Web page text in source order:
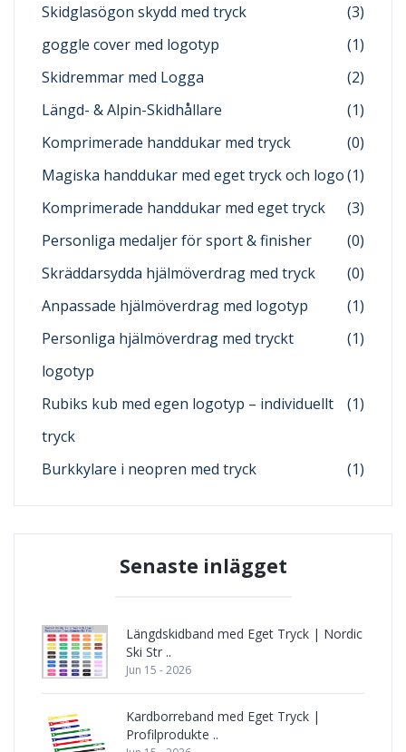
Skidglasögon skydd med tryck
(3)
goggle cover med logotyp
(1)
Skidremmar med Logga
(2)
Längd- & Alpin-Skidhållare
(1)
Komprimerade handdukar med tryck
(0)
Magiska handdukar med eget tryck och logo(1)
Komprimerade handdukar med eget tryck
(3)
Personliga medaljer för sport & finisher
(0)
Skräddarsydda hjälmöverdrag med tryck
(0)
Anpassade hjälmöverdrag med logotyp
(1)
Personliga hjälmöverdrag med tryckt
logotyp
(1)
Rubiks kub med egen logotyp – individuellt
tryck
(1)
Burkkylare i neopren med tryck (1)
Senaste inlägget
Längdskidband med Eget Tryck | Nordic
Ski Str ..
Jun 15 - 2026
Kardborreband med Eget Tryck |
Profilprodukte ..